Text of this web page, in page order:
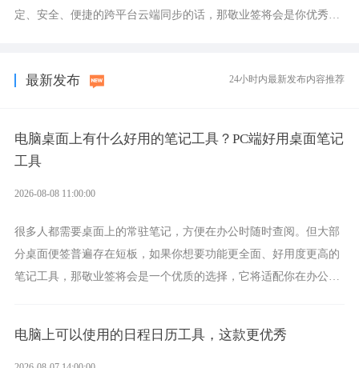
定、安全、便捷的跨平台云端同步的话，那敬业签将会是你优秀的
最新发布 24小时内最新发布内容推荐
电脑桌面上有什么好用的笔记工具？PC端好用桌面笔记
工具
2026-08-08 11:00:00
很多人都需要桌面上的常驻笔记，方便在办公时随时查阅。但大部
分桌面便签普遍存在短板，如果你想要功能更全面、好用度更高的
笔记工具，那敬业签将会是一个优质的选择，它将适配你在办公、
电脑上可以使用的日程日历工具，这款更优秀